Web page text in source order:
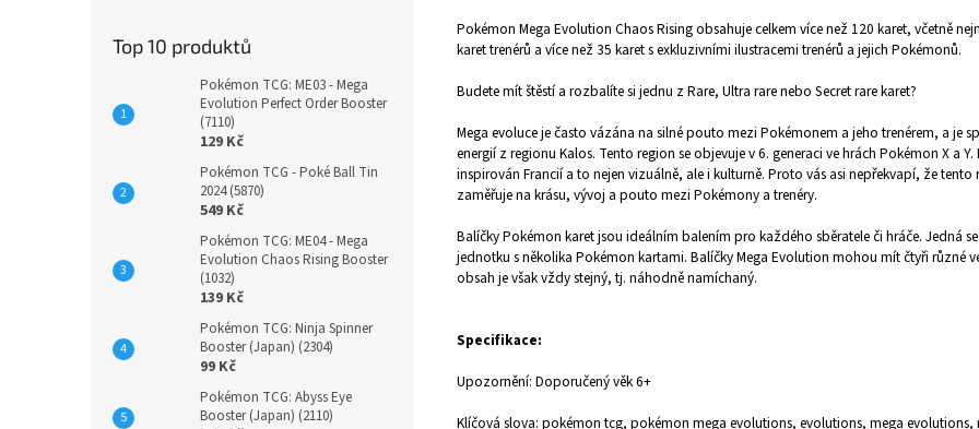
Top 10 produktů
Pokémon TCG: ME03 - Mega
Evolution Perfect Order Booster
(7110)
129 Kč
Pokémon TCG - Poké Ball Tin
2024 (5870)
549 Kč
Pokémon TCG: ME04 - Mega
Evolution Chaos Rising Booster
(1032)
139 Kč
Pokémon TCG: Ninja Spinner
Booster (Japan) (2304)
99 Kč
Pokémon TCG: Abyss Eye
Booster (Japan) (2110)
Pokémon Mega Evolution Chaos Rising obsahuje celkem více než 120 karet, včetně
karet trenérů a více než 35 karet s exkluzivními ilustracemi trenérů a jejich Pokémonů.
Budete mít štěstí a rozbalíte si jednu z Rare, Ultra rare nebo Secret rare karet?
Mega evoluce je často vázána na silné pouto mezi Pokémonem a jeho trenérem, a je
energií z regionu Kalos. Tento region se objevuje v 6. generaci ve hrách Pokémon X a Y.
inspirován Francií a to nejen vizuálně, ale i kulturně. Proto vás asi nepřekvapí, že tento
zaměřuje na krásu, vývoj a pouto mezi Pokémony a trenéry.
Balíčky Pokémon karet jsou ideálním balením pro každého sběratele či hráče. Jedná
jednotku s několika Pokémon kartami. Balíčky Mega Evolution mohou mít čtyři různé
obsah je však vždy stejný, tj. náhodně namíchaný.
Specifikace:
Upozornění: Doporučený věk 6+
Klíčová slova: pokémon tcg, pokémon mega evolutions, evolutions, mega evolutions,